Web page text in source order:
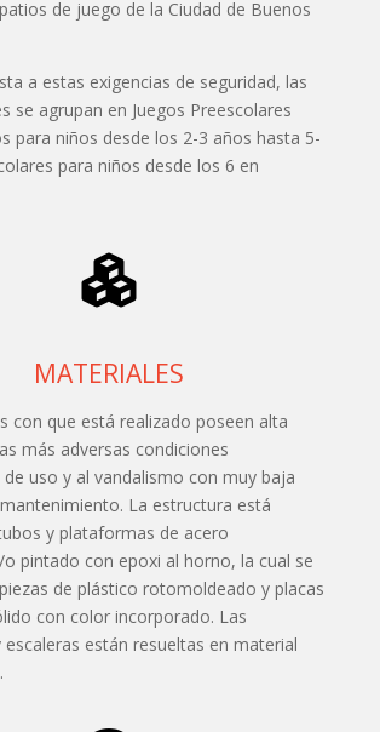
de juego de la Ciudad de Buenos
a estas exigencias de seguridad, las
se agrupan en Juegos Preescolares
para niños desde los 2-3 años hasta 5-
para niños desde los 6 en
MATERIALES
con que está realizado poseen alta
más adversas condiciones
uso y al vandalismo con muy baja
La estructura está
y plataformas de acero
o pintado con epoxi al horno, la cual se
de plástico rotomoldeado y placas
con color incorporado. Las
están resueltas en material